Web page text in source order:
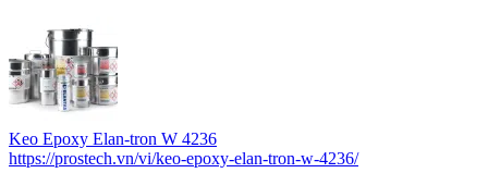
Keo Epoxy Elan-tron W 4236
https://prostech.vn/vi/keo-epoxy-elan-tron-w-4236/